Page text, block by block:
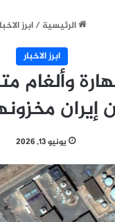
الرئيسية/ابرز
ابرز الاخبار
وألغام
يونيو 13, 2026